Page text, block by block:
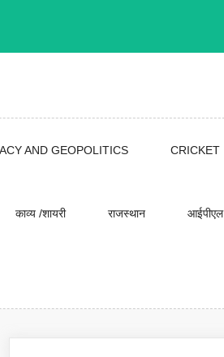
AND GEOPOLITICS CRICKET
काव्य /शायरी राजस्थान आईपीएल